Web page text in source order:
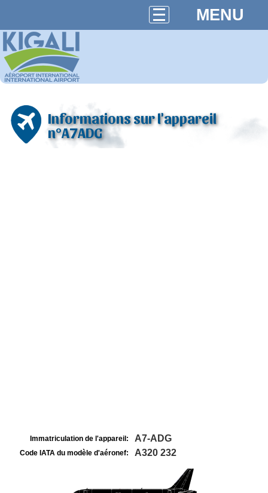
MENU
Informations sur l'appareil
n°A7ADG
Immatriculation de l'appareil: A7-ADG
Code IATA du modèle d'aéronef: A320 232